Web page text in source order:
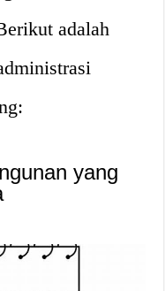
adalah
yang